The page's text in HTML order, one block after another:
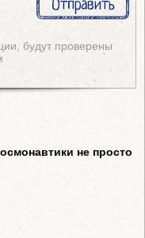
будут проверены
не просто